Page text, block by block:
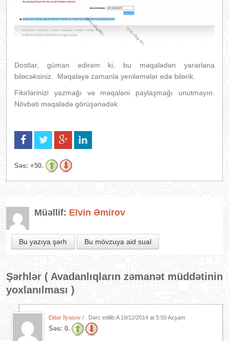
Dostlar, güman edirəm ki, bu məqalədən yararlana
biləcəksiniz. Məqaləyə zamanla yeniləmələr edə bilərik.
Fikirlərinizi yazmağı və məqaləni paylaşmağı unutmayın.
Növbəti məqalədə görüşənədək.
Səs: +50.
Müəllif: Elvin Əmirov
Bu yazıya şərh Bu mövzuya aid sual
Şərhlər ( Avadanlıqların zəmanət müddətinin
yoxlanılması )
Eldar İlyasov / . Dərc edilib:A 19/12/2014 at 5:50 Axşam
Səs: 0.